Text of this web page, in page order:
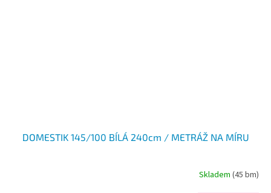
DOMESTIK 145/100 BÍLÁ 240cm / METRÁŽ NA MÍRU
Skladem (45 bm)